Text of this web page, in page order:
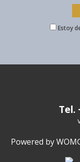
Estoy
Tel.
Powered by